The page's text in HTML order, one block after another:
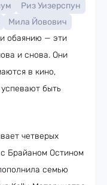
Риз Уизерспун
Мила Йовович
обаянию — эти
и снова. Они
в кино,
быть
четверых
Брайаном Остином
семью